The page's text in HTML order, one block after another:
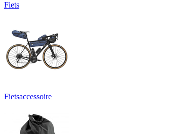
Fiets
Fietsaccessoire